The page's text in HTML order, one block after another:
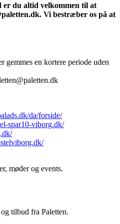
er du altid velkommen til at
Vi bestræber os på at
gemmes en kortere periode uden
da/forside/
spar10-viborg.dk/
møder og events.
tilbud fra Paletten.